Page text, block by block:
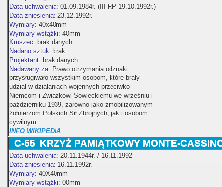
Data uchwalenia: 01.09.1984r. ( III RP 19.10.1992r.)
Data zniesienia: 23.12.1992r.
Wymiary: 40x40mm
Wymiary wstążki: 40mm
Kruszec: brak danych
Nadano sztuk: brak
Projektant: brak danych
Nadawany za: Prawo otrzymania odznaki
przysługiwało wszystkim osobom, które brały
udział w działaniach wojennych przeciwko
Niemcom i Związkowi Sowieckiemu we wrześniu i
październiku 1939, zarówno jako zmobilizowanym
żołnierzom Polskich Sił Zbrojnych, jak i osobom
cywilnym.
INFO WIKIPEDIA
C-55 KRZYŻ PAMIĄTKOWY MONTE-
Data uchwalenia: 20.11.1944r. / 16.11.1992
Data zniesienia: 16.11.1992r.
Wymiary: 40X40mm
Wymiary wstążki: 00mm